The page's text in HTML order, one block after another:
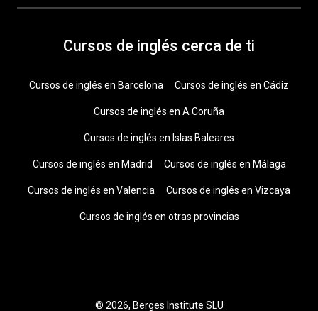
Cursos de inglés cerca de ti
Cursos de inglés en Barcelona Cursos de inglés en Cádiz
Cursos de inglés en A Coruña
Cursos de inglés en Islas Baleares
Cursos de inglés en Madrid Cursos de inglés en Málaga
Cursos de inglés en Valencia Cursos de inglés en Vizcaya
Cursos de inglés en otras provincias
© 2026, Berges Institute SLU